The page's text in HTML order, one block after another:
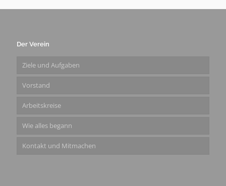
Der Verein
Ziele und Aufgaben
Vorstand
Arbeitskreise
Wie alles begann
Kontakt und Mitmachen